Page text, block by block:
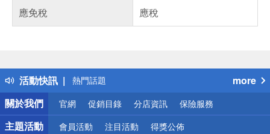
應免稅
應稅
活動快訊
得獎公告
熱門話題
銀行優惠
偏遠地區配送
詐騙網頁！請小心！
more
關於我們
官網 促銷目錄 分店資訊 保險服務
主題活動 會員活動 注目活動 得獎公佈